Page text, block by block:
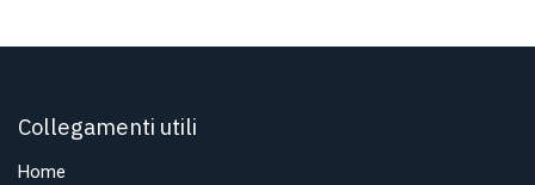
Collegamenti utili
Home